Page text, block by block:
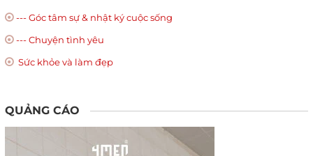
--- Góc tâm sự & nhật ký cuộc sống
--- Chuyện tình yêu
Sức khỏe và làm đẹp
QUẢNG CÁO